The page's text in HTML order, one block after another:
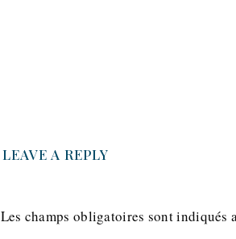
LEAVE A REPLY
Les champs obligatoires sont indiqués